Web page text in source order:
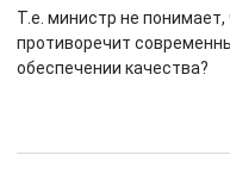
Т.е. министр не
противоречит
обеспечении качества?